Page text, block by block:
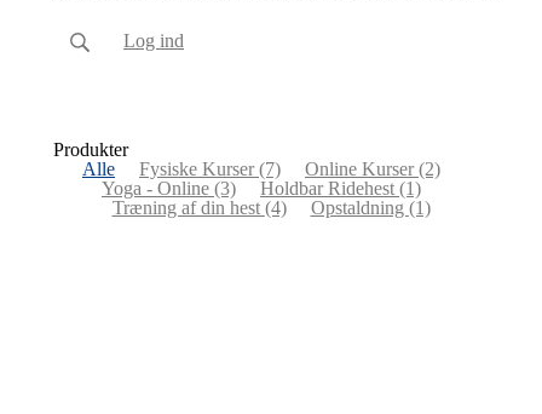
Log ind
Produkter
Alle
Fysiske Kurser(7) Online Kurser(2)
Yoga - Online (3) Holdbar Ridehest (1)
Træning af din hest (4) Opstaldning (1)